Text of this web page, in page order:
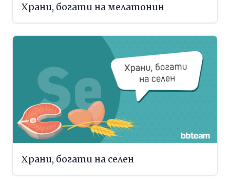
Храни, богати на мелатонин
Храни, богати на селен